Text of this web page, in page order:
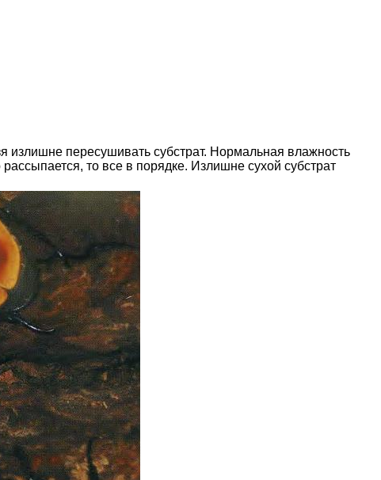
излишне пересушивать субстрат. Нормальная влажность
то все в порядке. Излишне сухой субстрат